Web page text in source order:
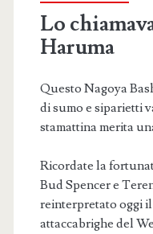
Lo
Haruma
Questo Nagoya
di sumo e siparietti
stamattina merita
Ricordate la
Bud Spencer e
reinterpretato oggi
attaccabrighe del